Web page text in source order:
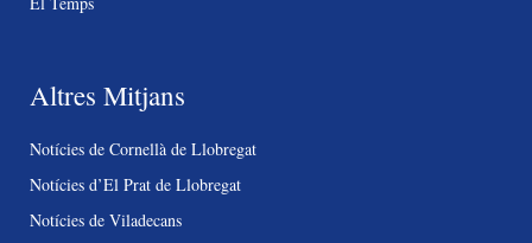
Altres Mitjans
Notícies de Cornellà de Llobregat
Notícies d’El Prat de Llobregat
Notícies de Viladecans